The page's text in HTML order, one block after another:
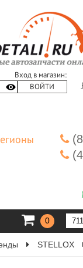
Вход в магазин:
0
STELLOX